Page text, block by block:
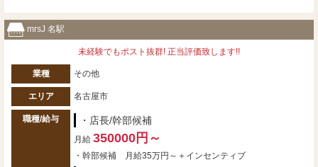
mrsJ 名駅
未経験でもポスト抜群! 正当評価致します!!
業種 その他
エリア 名古屋市
職種/給与 ・店長/幹部候補
月給 350000円～
・幹部候補 月給35万円～＋インセンティブ